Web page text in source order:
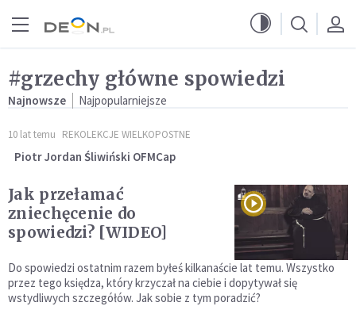
#grzechy główne spowiedzi
Najnowsze Najpopularniejsze
10 lat temu REKOLEKCJE WIELKOPOSTNE
Piotr Jordan Śliwiński OFMCap
Jak przełamać
zniechęcenie do
spowiedzi? [WIDEO]
Do spowiedzi ostatnim razem byłeś kilkanaście lat temu. Wszystko
przez tego księdza, który krzyczał na ciebie i dopytywał się
wstydliwych szczegółów. Jak sobie z tym poradzić?